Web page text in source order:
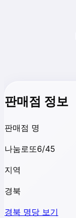
판매점 정보
판매점 명
나눔로또6/45
지역
경북
경북 명당 보기